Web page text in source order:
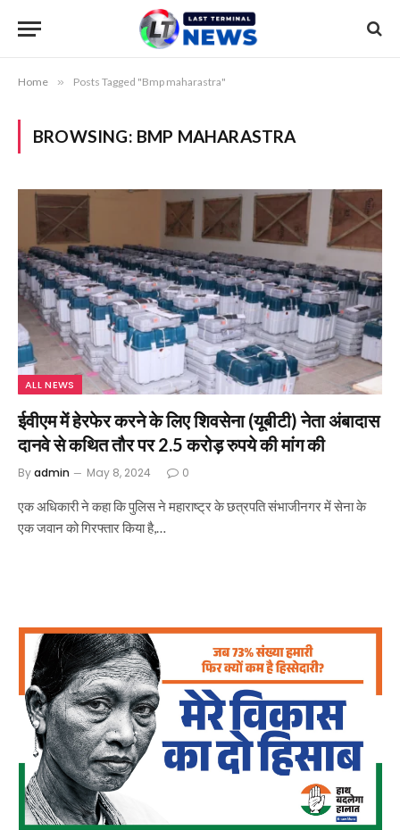
Home » Posts Tagged "Bmp maharastra"
BROWSING: BMP MAHARASTRA
ALL NEWS
ईवीएम में हेरफेर करने के लिए शिवसेना (यूबीटी) नेता अंबादास
दानवे से कथित तौर पर 2.5 करोड़ रुपये की मांग की
Byadmin May 8, 2024 0
एक अधिकारी ने कहा कि पुलिस ने महाराष्ट्र के छत्रपति संभाजीनगर में सेना के
एक जवान को गिरफ्तार किया है,…